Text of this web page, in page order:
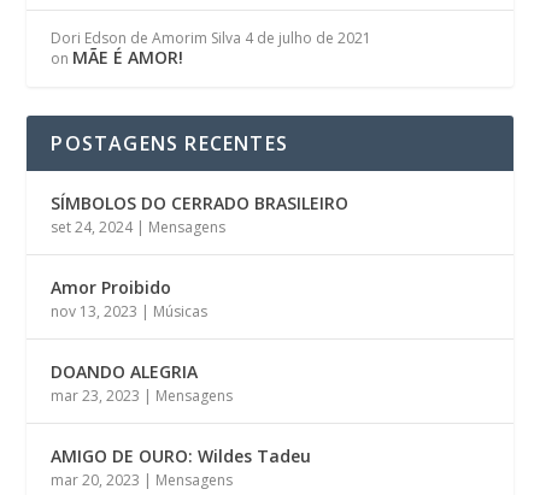
Dori Edson de Amorim Silva 4 de julho de 2021
on MÃE É AMOR!
POSTAGENS RECENTES
SÍMBOLOS DO CERRADO BRASILEIRO
set 24, 2024| Mensagens
Amor Proibido
nov 13, 2023 | Músicas
DOANDO ALEGRIA
mar 23, 2023 | Mensagens
AMIGO DE OURO: Wildes Tadeu
mar 20, 2023 | Mensagens